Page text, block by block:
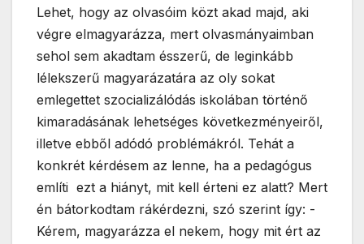
Lehet, hogy az olvasóim közt akad majd, aki
végre elmagyarázza, mert olvasmányaimban
sehol sem akadtam ésszerű, de leginkább
lélekszerű magyarázatára az oly sokat
emlegettet szocializálódás iskolában történő
kimaradásának lehetséges következményeiről,
illetve ebből adódó problémákról. Tehát a
konkrét kérdésem az lenne, ha a pedagógus
említi ezt a hiányt, mit kell érteni ez alatt? Mert
én bátorkodtam rákérdezni, szó szerint így: -
Kérem, magyarázza el nekem, hogy mit ért az